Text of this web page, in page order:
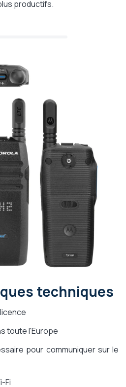
productifs.
techniques
toute l'Europe
pour communiquer sur le
Fi